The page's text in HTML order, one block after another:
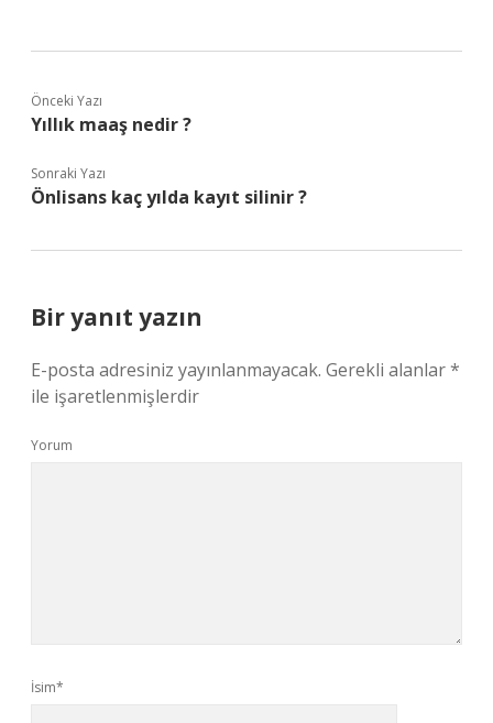
Önceki Yazı
Yıllık maaş nedir ?
Sonraki Yazı
Önlisans kaç yılda kayıt silinir ?
Bir yanıt yazın
E-posta adresiniz yayınlanmayacak. Gerekli alanlar*
ile işaretlenmişlerdir
Yorum
İsim*